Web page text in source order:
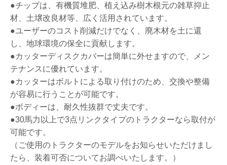
●チップは、有機質堆肥、植え込み樹木根元の雑草抑止
材、土壌改良材等、広く活用されています。
●ユーザーのコスト削減だけでなく、廃木材を土に還
し、地球環境の保全に貢献します。
●カッターディスクカバーは簡単に外せますので、メン
テナンスに優れています。
●カッターはボルトによる取り付けのため、交換や整備
が容易に行うことが可能です。
●ボディーは、耐久性抜群で丈夫です。
●30馬力以上で3点リンクタイプのトラクターなら取付が
可能です。
（ご使用のトラクターのモデルをお知らせいただけまし
たら、装着可否についてお調べいたします。）